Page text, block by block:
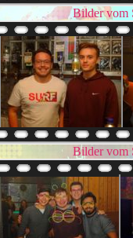
Bilder vom
Bilder vom